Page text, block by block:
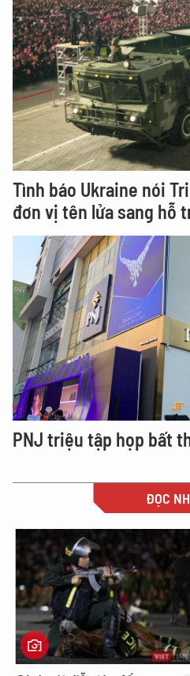
Tình báo Ukraine nói
đơn vị tên lửa sang hỗ
PNJ triệu tập họp bất
ĐỌC